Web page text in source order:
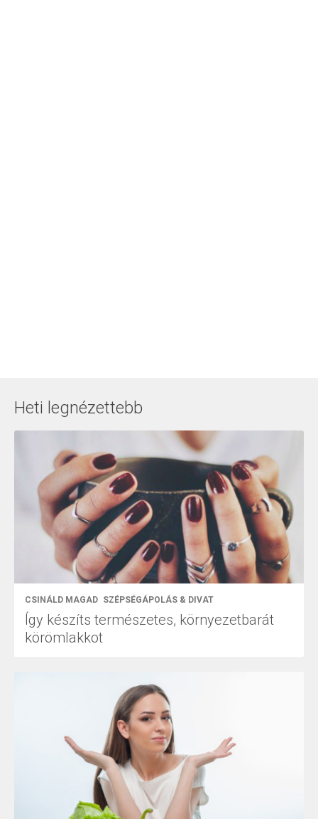
Heti legnézettebb
CSINÁLD MAGAD SZÉPSÉGÁPOLÁS & DIVAT
Így készíts természetes, környezetbarát
körömlakkot